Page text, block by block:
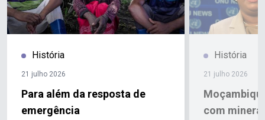
História
21 julho 2026
Para além da resposta de
emergência
História
21 julho 2026
com